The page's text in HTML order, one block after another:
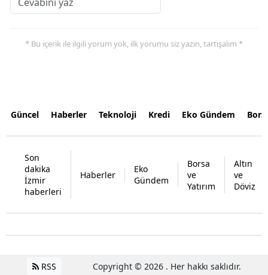
* Bu içerik ile ilgili yorum yok, ilk yorumu siz yazın, tartışalım *
Güncel Haberler Teknoloji Kredi Eko Gündem
Son
dakika
İzmir
haberleri
Haberler
Eko
Gündem
Borsa
ve
Yatırım
Altın
ve
Döviz
RSS Copyright © 2026 . Her hakkı saklıdır.